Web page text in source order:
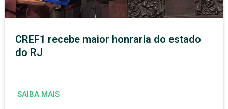
CREF1 recebe maior honraria do estado
do RJ
SAIBA MAIS